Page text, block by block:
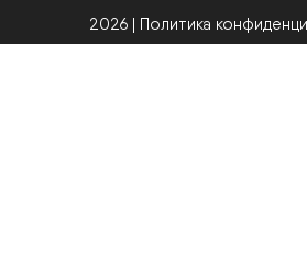
2026 | Политика